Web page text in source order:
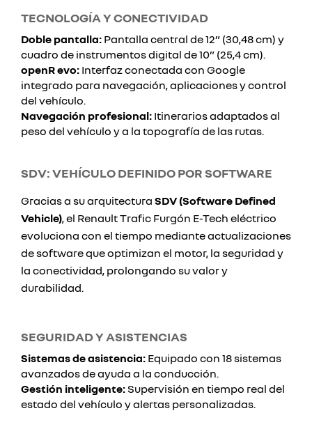
TECNOLOGÍA Y CONECTIVIDAD
Doble pantalla: Pantalla central de 12” (30,48 cm) y
cuadro de instrumentos digital de 10” (25,4 cm).
openR evo: Interfaz conectada con Google
integrado para navegación, aplicaciones y control
del vehículo.
Navegación profesional: Itinerarios adaptados al
peso del vehículo y a la topografía de las rutas.
SDV: VEHÍCULO DEFINIDO POR SOFTWARE
Gracias a su arquitectura SDV (Software Defined
Vehicle), el Renault Trafic Furgón E-Tech eléctrico
evoluciona con el tiempo mediante actualizaciones
de software que optimizan el motor, la seguridad y
la conectividad, prolongando su valor y
durabilidad.
SEGURIDAD Y ASISTENCIAS
Sistemas de asistencia: Equipado con 18 sistemas
avanzados de ayuda a la conducción.
Gestión inteligente: Supervisión en tiempo real del
estado del vehículo y alertas personalizadas.